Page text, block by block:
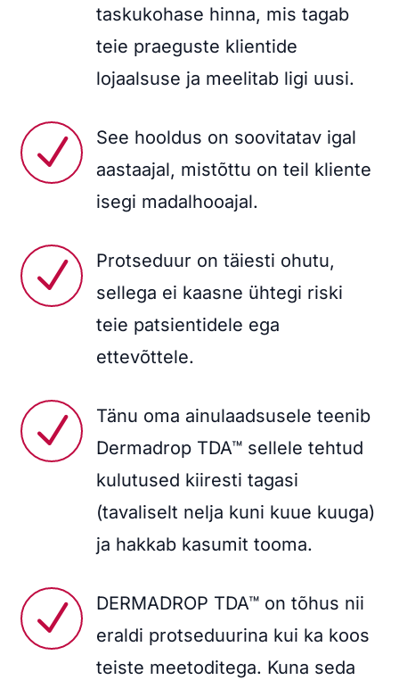
taskukohase hinna, mis tagab
teie praeguste klientide
lojaalsuse ja meelitab ligi uusi.
N
See hooldus on soovitatav igal
aastaajal, mistõttu on teil kliente
isegi madalhooajal.
N
Protseduur on täiesti ohutu,
sellega ei kaasne ühtegi riski
teie patsientidele ega
ettevõttele.
N
Tänu oma ainulaadsusele teenib
Dermadrop TDA™ sellele tehtud
kulutused kiiresti tagasi
(tavaliselt nelja kuni kuue kuuga)
ja hakkab kasumit tooma.
N
DERMADROP TDA™ on tõhus nii
eraldi protseduurina kui ka koos
teiste meetoditega. Kuna seda